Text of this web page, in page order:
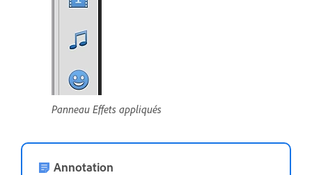
Panneau Effets appliqués
Annotation